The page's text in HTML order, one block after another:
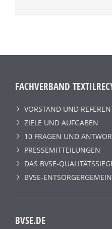
FACHVERBAND
VORSTAND UND
ZIELE UND AUFGABEN
10 FRAGEN UND
PRESSEMITTEILUNGEN
DAS BVSE-
BVSE-
BVSE.DE